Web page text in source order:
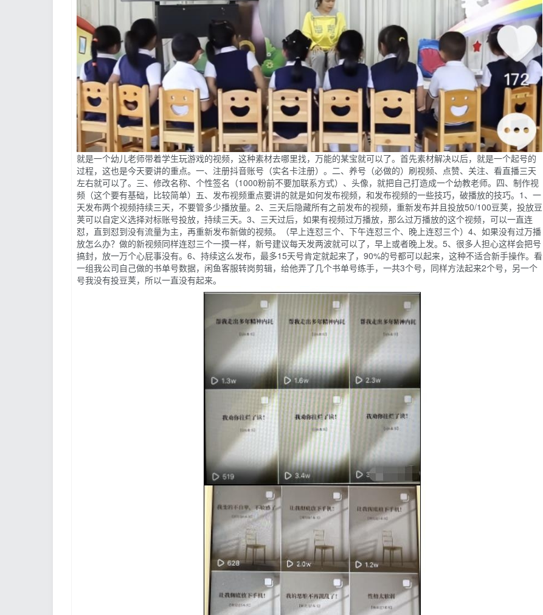
就是一个幼儿老师带着学生玩游戏的视频，这种素材去哪里找，万能的某宝就可以了。首先素材解决以后，就是一个起号的
过程，这也是今天要讲的重点。一、注册抖音账号（实名卡注册）。二、养号（必做的）刷视频、点赞、关注、看直播三天
左右就可以了。三、修改名称、个性签名（1000粉前不要加联系方式）、头像，就把自己打造成一个幼教老师。四、制作视
频（这个要有基础，比较简单）五、发布视频重点要讲的就是如何发布视频，和发布视频的一些技巧，破播放的技巧。1、一
天发布两个视频持续三天，不要管多少播放量。2、三天后隐藏所有之前发布的视频，重新发布并且投放50/100豆荚，投放豆
荚可以自定义选择对标账号投放，持续三天。3、三天过后，如果有视频过万播放，那么过万播放的这个视频，可以一直连
怼，直到怼到没有流量为主，再重新发布新做的视频。（早上连怼三个、下午连怼三个、晚上连怼三个）4、如果没有过万播
放怎么办？做的新视频同样连怼三个一摸一样，新号建议每天发两波就可以了，早上或者晚上发。5、很多人担心这样会把号
搞封，放一万个心屁事没有。6、持续这么发布，最多15天号肯定就起来了，90%的号都可以起来，这种不适合新手操作。看
一组我公司自己做的书单号数据，闲鱼客服转岗剪辑，给他弄了几个书单号练手，一共3个号，同样方法起来2个号，另一个
号我没有投豆荚，所以一直没有起来。